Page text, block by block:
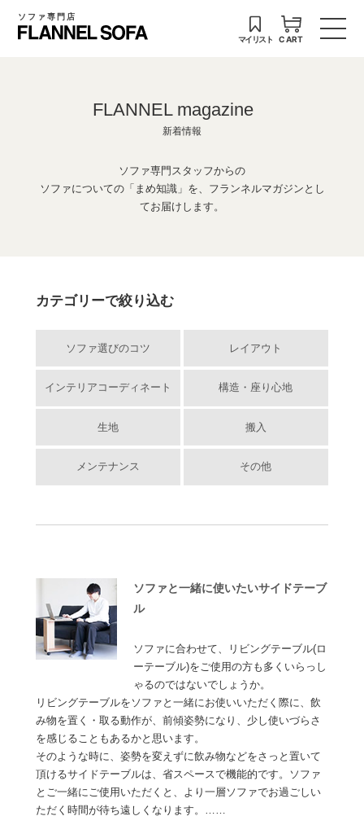
ソファ専門店
マイリスト CART
FLANNEL magazine
新着情報
ソファ専門スタッフからの
ソファについての「まめ知識」を、フランネルマガジンとし
てお届けします。
カテゴリーで絞り込む
ソファ選びのコツ レイアウト
インテリアコーディネート 構造・座り心地
生地 搬入
メンテナンス その他
ソファと一緒に使いたいサイドテーブ
ル
ソファに合わせて、リビングテーブル(ロ
ーテーブル)をご使用の方も多くいらっし
ゃるのではないでしょうか。
リビングテーブルをソファと一緒にお使いいただく際に、飲
み物を置く・取る動作が、前傾姿勢になり、少し使いづらさ
を感じることもあるかと思います。
そのような時に、姿勢を変えずに飲み物などをさっと置いて
頂けるサイドテーブルは、省スペースで機能的です。ソファ
とご一緒にご使用いただくと、より一層ソファでお過ごしい
ただく時間が待ち遠しくなります。……